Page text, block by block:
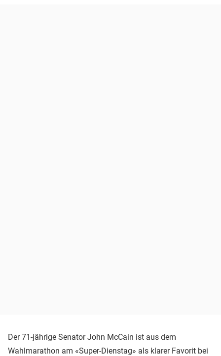
Der 71-jährige Senator John McCain ist aus dem
Wahlmarathon am «Super-Dienstag» als klarer Favorit bei